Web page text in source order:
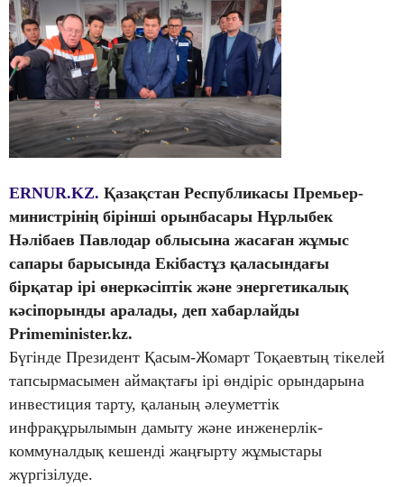
ERNUR.KZ. Қазақстан Республикасы Премьер-
министрінің бірінші орынбасары Нұрлыбек
Нәлібаев Павлодар облысына жасаған жұмыс
сапары барысында Екібастұз қаласындағы
бірқатар ірі өнеркәсіптік және энергетикалық
кәсіпорынды аралады, деп хабарлайды
Primeminister.kz.
Бүгінде Президент Қасым-Жомарт Тоқаевтың тікелей
тапсырмасымен аймақтағы ірі өндіріс орындарына
инвестиция тарту, қаланың әлеуметтік
инфрақұрылымын дамыту және инженерлік-
коммуналдық кешенді жаңғырту жұмыстары
жүргізілуде.